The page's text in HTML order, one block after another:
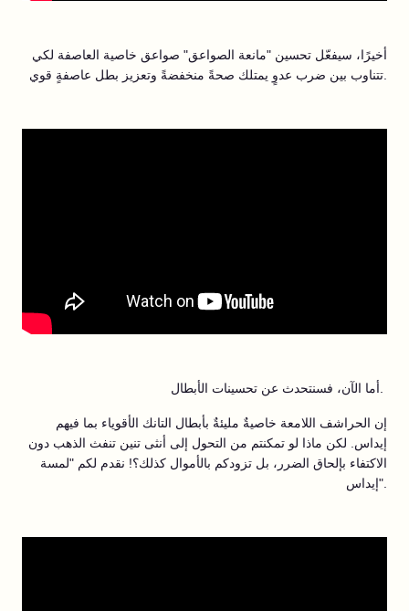
أخيرًا، سيفعّل تحسين "مانعة الصواعق" صواعق خاصية العاصفة لكي
إن الحراشف اللامعة خاصيةٌ مليئةٌ بأبطال التانك الأقوياء بما فيهم
إيداس. لكن ماذا لو تمكنتم من التحول إلى أنثى تنين تنفث الذهب دون
الاكتفاء بإلحاق الضرر، بل تزودكم بالأموال كذلك؟! نقدم لكم "لمسة
إيداس".